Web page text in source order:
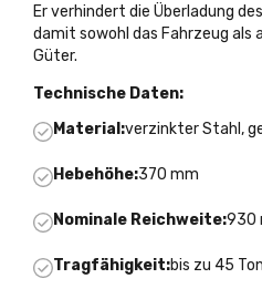
Er verhindert die Überladung
damit sowohl das Fahrzeug
Güter.
Technische Daten:
Material:verzinkter Stahl,
Hebehöhe:370 mm
Nominale Reichweite:930
Tragfähigkeit:bis zu 45